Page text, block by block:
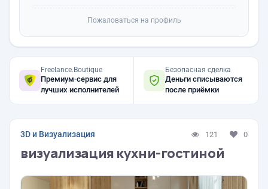
Пожаловаться на профиль
Freelance.Boutique
Премиум-сервис для
лучших исполнителей
Безопасная сделка
Деньги списываются
после приёмки
3D и Визуализация 121 0
визуализация кухни-гостиной